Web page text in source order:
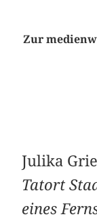
Zur
Julika
Tatort
eines